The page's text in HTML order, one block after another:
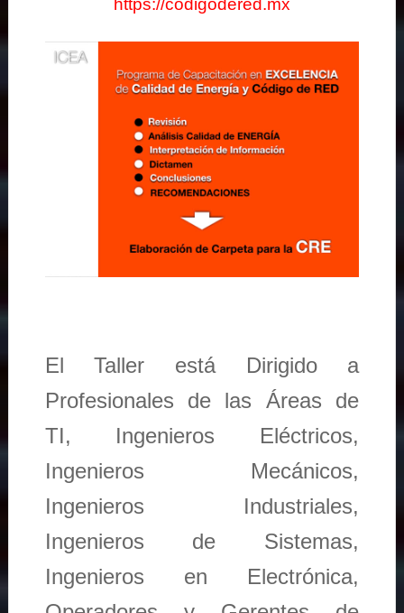
El Taller está Dirigido a
Profesionales de las Áreas de
TI, Ingenieros Eléctricos,
Ingenieros Mecánicos,
Ingenieros Industriales,
Ingenieros de Sistemas,
Ingenieros en Electrónica,